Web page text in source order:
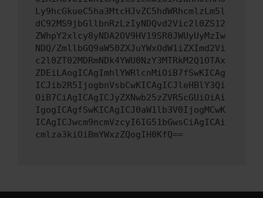
Ly9hcGkueC5ha3MtcHJvZC5hdWRhcmlzLm5l
dC92MS9jbGllbnRzLzIyNDQvd2Vic2l0ZS12
ZWhpY2xlcy8yNDA2OV9HV19SR0JWUyUyMzIw
NDQ/ZmllbGQ9aW50ZXJuYWxOdW1iZXImd2Vi
c2l0ZT02MDRmNDk4YWU0NzY3MTRkM2Q1OTAx
ZDEiLAogICAgImhlYWRlcnMiOiB7fSwKICAg
ICJib2R5IjogbnVsbCwKICAgICJleHBlY3Qi
OiB7CiAgICAgICJyZXNwb25zZVR5cGUiOiAi
IgogICAgfSwKICAgICJ0aW1lb3V0IjogMCwK
ICAgICJwcm9ncmVzcyI6IG51bGwsCiAgICAi
cmlza3kiOiBmYWxzZQogIH0KfQ==